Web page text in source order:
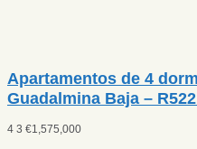
Apartamentos de 4
Guadalmina Baja –
4 3 €1,575,000